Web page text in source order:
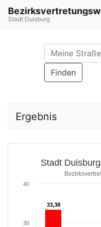
Stadt Duisburg
Finden
Ergebnis
Stadt
33,38
33,38
30
40